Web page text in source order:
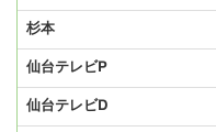
杉本
仙台テレビP
仙台テレビD